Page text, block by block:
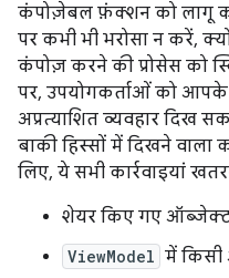
कंपोज़ेबल फ़ंक्शन को लागू
पर कभी भी भरोसा न करें,
कंपोज़ करने की प्रोसेस को
पर, उपयोगकर्ताओं को
अप्रत्याशित व्यवहार दिख
बाकी हिस्सों में दिखने वाला
लिए, ये सभी कार्रवाइयां
शेयर किए गए ऑब्जेक्ट
ViewModel में